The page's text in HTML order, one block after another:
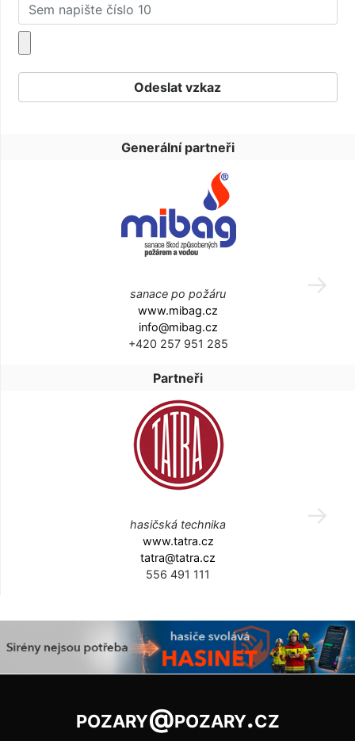
Generální partneři
sanace po požáru
www.mibag.cz
info@mibag.cz
+420 257 951 285
Partneři
hasičská technika
www.tatra.cz
tatra@tatra.cz
556 491 111
pozary@pozary.cz